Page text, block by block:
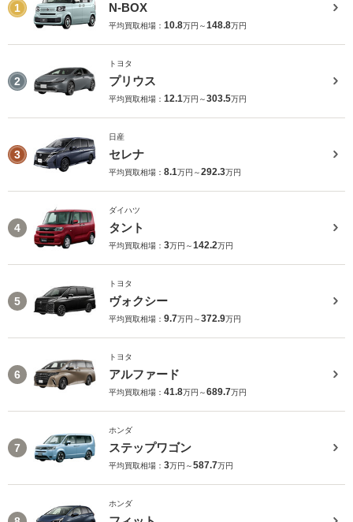
1 N-BOX
平均買取相場： 10.8万円～148.8万円
2
トヨタ
プリウス
平均買取相場： 12.1万円～303.5万円
3
日産
セレナ
平均買取相場： 8.1万円～292.3万円
4
ダイハツ
タント
平均買取相場： 3万円～142.2万円
5
トヨタ
ヴォクシー
平均買取相場： 9.7万円～372.9万円
6
トヨタ
アルファード
平均買取相場： 41.8万円～689.7万円
7
ホンダ
ステップワゴン
平均買取相場： 3万円～587.7万円
ホンダ